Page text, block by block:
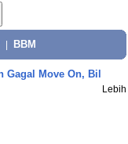
BBM
Gagal Move On, Bil
Lebih